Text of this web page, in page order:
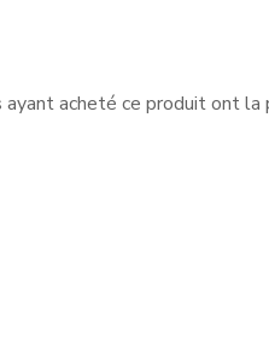
acheté ce produit ont la